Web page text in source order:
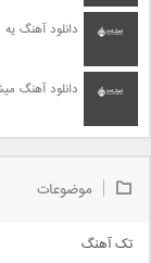
دانلود آهنگ
دانلود آهنگ
موضوعات
تک آهنگ